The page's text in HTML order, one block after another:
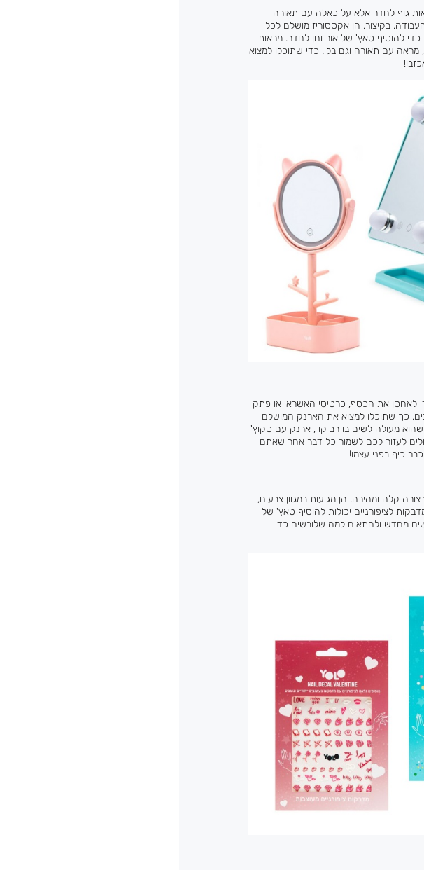
גוף לחדר אלא על כאלה עם תאורה
בקיצור, הן אקססוריז מושלם לכל
כדי להוסיף טאץ' של אור וחן לחדר. מראות
מראה עם תאורה וגם בלי. כדי שתוכלו למצוא
לאחסן את הכסף, כרטיסי האשראי או פתק
כך שתוכלו למצוא את הארנק המושלם
מעולה לשים בו רב קו , ארנק עם סקוץ'
לעזור לכם לשמור כל דבר אחר שאתם
כיף בפני עצמו!
קלה ומהירה. הן מגיעות במגוון צבעים,
לציפורניים יכולות להוסיף טאץ' של
מחדש ולהתאים למה שלובשים כדי